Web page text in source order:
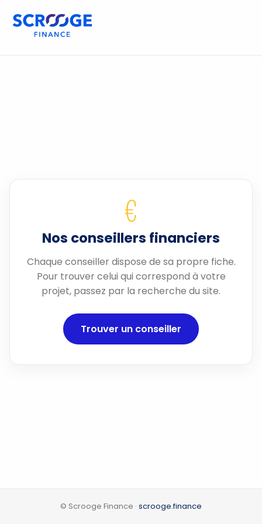
€
Nos conseillers financiers
Chaque conseiller dispose de sa propre fiche.
Pour trouver celui qui correspond à votre
projet, passez par la recherche du site.
Trouver un conseiller
© Scrooge Finance · scrooge.finance